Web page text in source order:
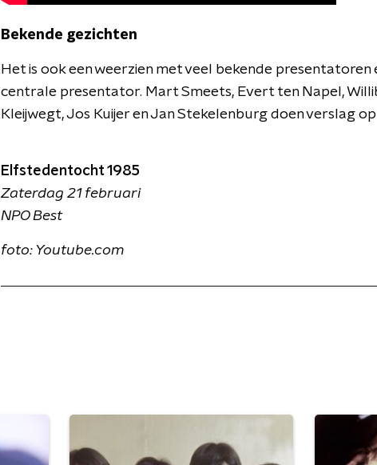
Bekende gezichten
Het is ook een weerzien met veel bekende
centrale presentator. Mart Smeets, Evert ten Napel,
Kleijwegt, Jos Kuijer en Jan Stekelenburg doen verslag
Elfstedentocht 1985
Zaterdag 21 februari
NPO Best
foto: Youtube.com